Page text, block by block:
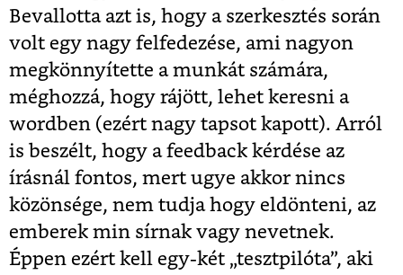
Bevallotta azt is, hogy a szerkesztés során
volt egy nagy felfedezése, ami nagyon
megkönnyítette a munkát számára,
méghozzá, hogy rájött, lehet keresni a
wordben (ezért nagy tapsot kapott). Arról
is beszélt, hogy a feedback kérdése az
írásnál fontos, mert ugye akkor nincs
közönsége, nem tudja hogy eldönteni, az
emberek min sírnak vagy nevetnek.
Éppen ezért kell egy-két „tesztpilóta”, aki